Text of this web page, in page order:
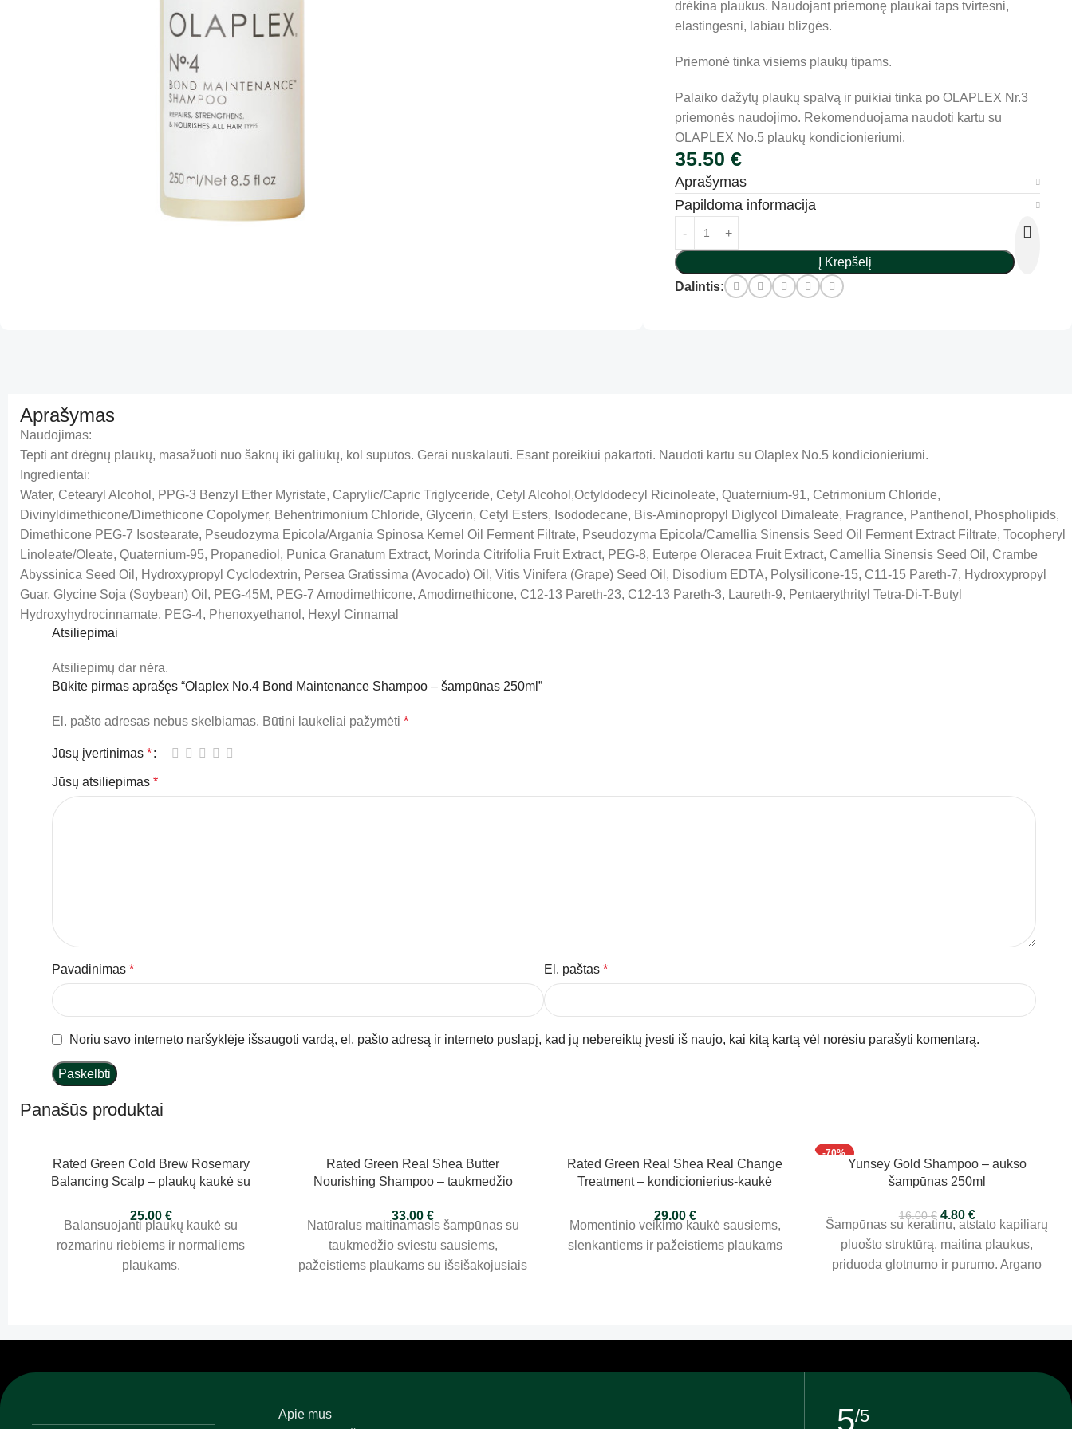
drėkina plaukus. Naudojant priemonę plaukai taps tvirtesni,
elastingesni, labiau blizgės.
Priemonė tinka visiems plaukų tipams.
Palaiko dažytų plaukų spalvą ir puikiai tinka po OLAPLEX Nr.3
priemonės naudojimo. Rekomenduojama naudoti kartu su
OLAPLEX No.5 plaukų kondicionieriumi.
35.50€
Aprašymas
Papildoma informacija
Į Krepšelį
Dalintis:
Aprašymas
Naudojimas:
Tepti ant drėgnų plaukų, masažuoti nuo šaknų iki galiukų, kol suputos. Gerai nuskalauti. Esant poreikiui pakartoti. Naudoti kartu su Olaplex No.5 kondicionieriumi.
Ingredientai:
Water, Cetearyl Alcohol, PPG-3 Benzyl Ether Myristate, Caprylic/Capric Triglyceride, Cetyl Alcohol,Octyldodecyl Ricinoleate, Quaternium-91, Cetrimonium Chloride,
Divinyldimethicone/Dimethicone Copolymer, Behentrimonium Chloride, Glycerin, Cetyl Esters, Isododecane, Bis-Aminopropyl Diglycol Dimaleate, Fragrance, Panthenol, Phospholipids,
Dimethicone PEG-7 Isostearate, Pseudozyma Epicola/Argania Spinosa Kernel Oil Ferment Filtrate, Pseudozyma Epicola/Camellia Sinensis Seed Oil Ferment Extract Filtrate, Tocopheryl
Linoleate/Oleate, Quaternium-95, Propanediol, Punica Granatum Extract, Morinda Citrifolia Fruit Extract, PEG-8, Euterpe Oleracea Fruit Extract, Camellia Sinensis Seed Oil, Crambe
Abyssinica Seed Oil, Hydroxypropyl Cyclodextrin, Persea Gratissima (Avocado) Oil, Vitis Vinifera (Grape) Seed Oil, Disodium EDTA, Polysilicone-15, C11-15 Pareth-7, Hydroxypropyl
Guar, Glycine Soja (Soybean) Oil, PEG-45M, PEG-7 Amodimethicone, Amodimethicone, C12-13 Pareth-23, C12-13 Pareth-3, Laureth-9, Pentaerythrityl Tetra-Di-T-Butyl
Hydroxyhydrocinnamate, PEG-4, Phenoxyethanol, Hexyl Cinnamal
Atsiliepimai
Atsiliepimų dar nėra.
Būkite pirmas aprašęs “Olaplex No.4 Bond Maintenance Shampoo – šampūnas 250ml”
El. pašto adresas nebus skelbiamas. Būtini laukeliai pažymėti *
Jūsų įvertinimas *
Jūsų atsiliepimas *
Pavadinimas * El. paštas *
Noriu savo interneto naršyklėje išsaugoti vardą, el. pašto adresą ir interneto puslapį, kad jų nebereiktų įvesti iš naujo, kai kitą kartą vėl norėsiu parašyti komentarą.
Panašūs produktai
Rated Green Cold Brew Rosemary
Balancing Scalp – plaukų kaukė su
plaukams 200ml
25.00 €
Balansuojanti plaukų kaukė su
rozmarinu riebiems ir normaliems
plaukams.
Rated Green Real Shea Butter
Nourishing Shampoo – taukmedžio
33.00€
Natūralus maitinamasis šampūnas su
taukmedžio sviestu sausiems,
pažeistiems plaukams su išsišakojusiais
Rated Green Real Shea Real Change
Treatment – kondicionierius-kaukė
29.00 €
Momentinio veikimo kaukė sausiems,
slenkantiems ir pažeistiems plaukams
-70%
Yunsey Gold Shampoo – aukso
šampūnas 250ml
16.00€ 4.80 €
Šampūnas su keratinu, atstato kapiliarų
pluošto struktūrą, maitina plaukus,
priduoda glotnumo ir purumo. Argano
sustiprina juos ir suteikia blizgesio.
Apie mus
5/5